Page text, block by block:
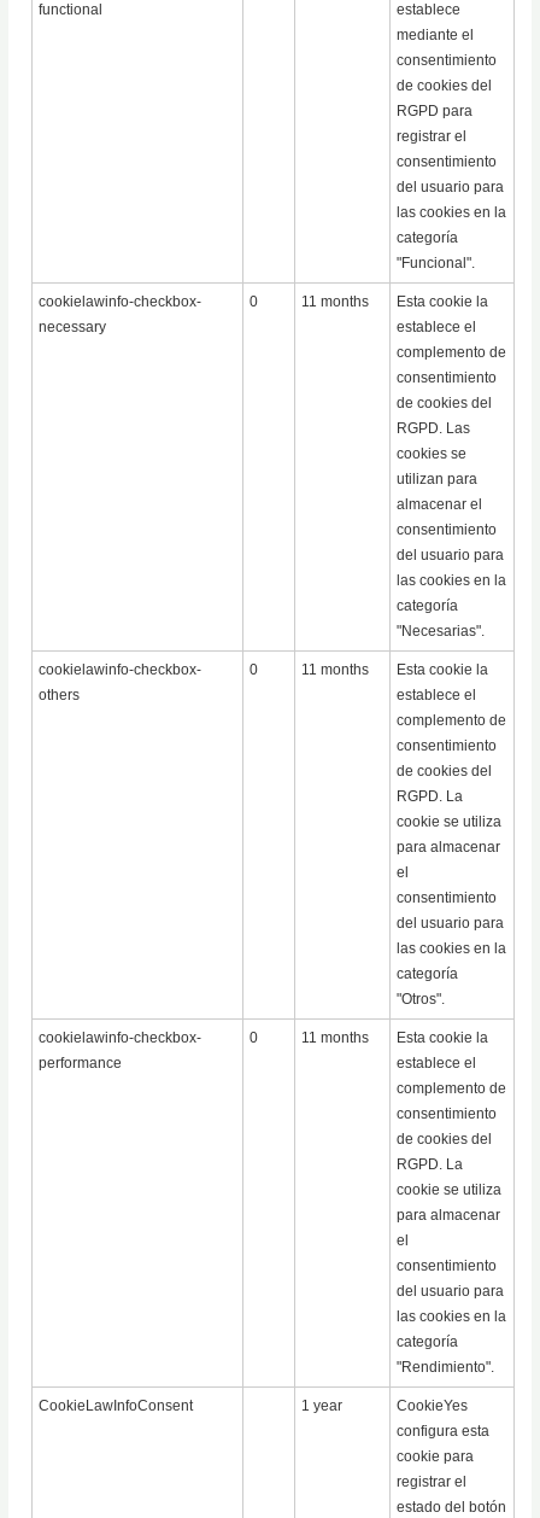
functional
establece
mediante el
consentimiento
de cookies del
RGPD para
registrar el
consentimiento
del usuario para
las cookies en la
categoría
"Funcional".
cookielawinfo-checkbox-
necessary
0 11 months
Esta cookie la
establece el
complemento de
consentimiento
de cookies del
RGPD. Las
cookies se
utilizan para
almacenar el
consentimiento
del usuario para
las cookies en la
categoría
"Necesarias".
cookielawinfo-checkbox-
others
0 11 months
Esta cookie la
establece el
complemento de
consentimiento
de cookies del
RGPD. La
cookie se utiliza
para almacenar
el
consentimiento
del usuario para
las cookies en la
categoría
"Otros".
cookielawinfo-checkbox-
performance
0 11 months
Esta cookie la
establece el
complemento de
consentimiento
de cookies del
RGPD. La
cookie se utiliza
para almacenar
el
consentimiento
del usuario para
las cookies en la
categoría
"Rendimiento".
CookieLawInfoConsent 1 year
CookieYes
configura esta
cookie para
registrar el
estado del botón